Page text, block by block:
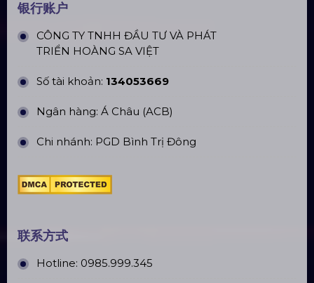
银行账户
CÔNG TY TNHH ĐẦU TƯ VÀ PHÁT
TRIỂN HOÀNG SA VIỆT
Số tài khoản: 134053669
Ngân hàng: Á Châu (ACB)
Chi nhánh: PGD Bình Trị Đông
联系方式
Hotline: 0985.999.345